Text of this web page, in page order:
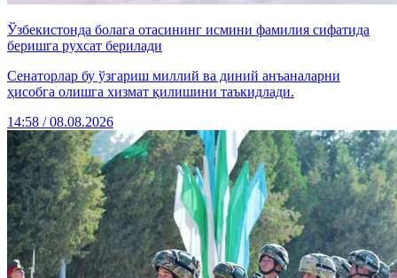
Ўзбекистонда болага отасининг исмини фамилия сифатида
беришга рухсат берилади
Сенаторлар бу ўзгариш миллий ва диний анъаналарни
ҳисобга олишга хизмат қилишини таъкидлади.
14:58 / 08.08.2026